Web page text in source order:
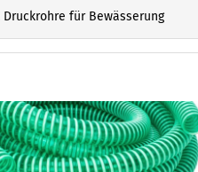
Druckrohre für Bewässerung